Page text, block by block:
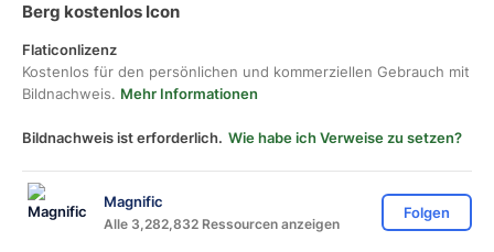
Berg kostenlos Icon
Flaticonlizenz
Kostenlos für den persönlichen und kommerziellen Gebrauch mit
Bildnachweis. Mehr Informationen
Bildnachweis ist erforderlich. Wie habe ich Verweise zu setzen?
Magnific
Alle 3,282,832 Ressourcen anzeigen
Folgen